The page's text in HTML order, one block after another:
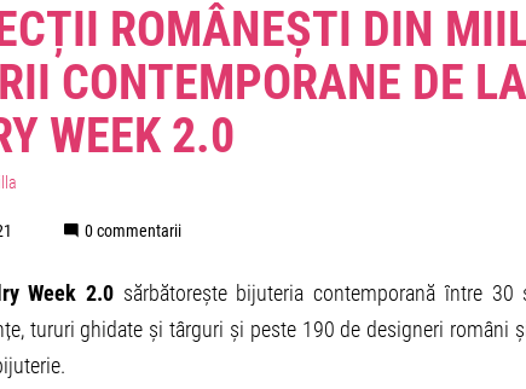
ROMÂNEȘTI DIN
CONTEMPORANE DE
WEEK 2.0
0 commentarii
Week 2.0 sărbătorește bijuteria contemporană între
tururi ghidate și târguri și peste 190 de designeri români